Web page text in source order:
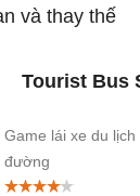
và thay thế
Tourist Bus
Game lái xe du
đường